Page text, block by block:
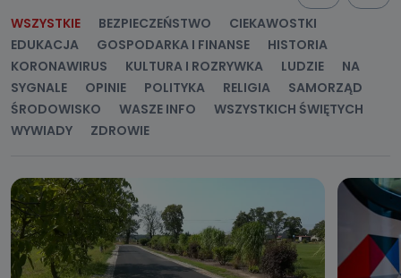
WSZYSTKIE BEZPIECZEŃSTWO
CIEKAWOSTKI
EDUKACJA
GOSPODARKA I FINANSE
HISTORIA
KORONAWIRUS
KULTURA I ROZRYWKA LUDZIE
NA
SYGNALE
OPINIE POLITYKA RELIGIA
SAMORZĄD
ŚRODOWISKO
WASZE INFO
WSZYSTKICH ŚWIĘTYCH
WYWIADY
ZDROWIE